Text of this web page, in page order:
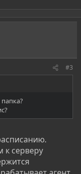
#3
папка?
к серверу